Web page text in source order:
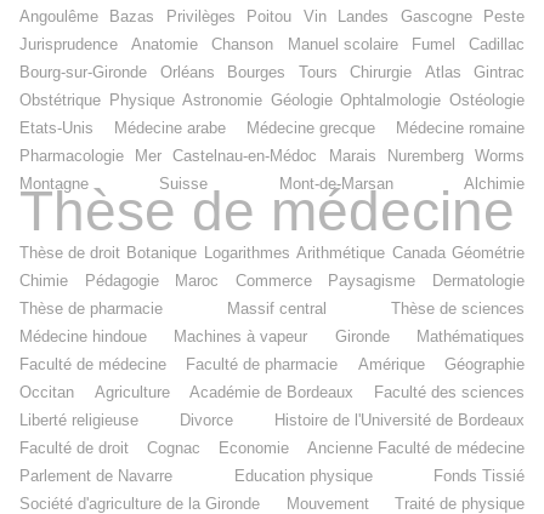
Angoulême
Bazas Privilèges Poitou Vin Landes Gascogne
Peste
Jurisprudence
Anatomie Chanson Manuel scolaire Fumel
Cadillac
Bourg-sur-Gironde
Orléans Bourges Tours Chirurgie Atlas
Gintrac
Obstétrique Physique Astronomie Géologie Ophtalmologie Ostéologie
Etats-Unis
Médecine arabe Médecine grecque
Médecine romaine
Pharmacologie
Mer Castelnau-en-Médoc Marais Nuremberg
Worms
Montagne
Suisse Mont-de-Marsan Alchimie
Thèse de médecine
Thèse de droit Botanique Logarithmes Arithmétique Canada Géométrie
Chimie
Pédagogie Maroc Commerce Paysagisme
Dermatologie
Thèse de pharmacie
Massif central
Thèse de sciences
Médecine hindoue
Machines à vapeur Gironde
Mathématiques
Faculté de médecine
Faculté de pharmacie Amérique
Géographie
Occitan
Agriculture Académie de Bordeaux
Faculté des sciences
Liberté religieuse
Divorce
Histoire de l'Université de Bordeaux
Faculté de droit
Cognac Economie
Ancienne Faculté de médecine
Parlement de Navarre
Education physique
Fonds Tissié
Société d'agriculture de la Gironde
Mouvement Traité de physique